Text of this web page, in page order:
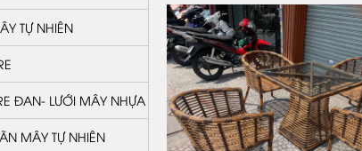
TỰ NHIÊN
ĐAN- LƯỚI MÂY NHỰA
MÂY TỰ NHIÊN